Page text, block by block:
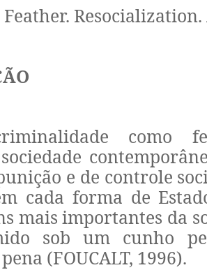
Feather. Resocialization.
como
e de controle
cada forma de
mais importantes da
sob um cunho
(FOUCALT, 1996).